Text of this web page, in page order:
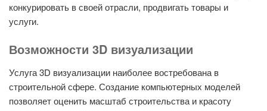
конкурировать в своей отрасли, продвигать товары и
услуги.
Возможности 3D визуализации
Услуга 3D визуализации наиболее востребована в
строительной сфере. Создание компьютерных моделей
позволяет оценить масштаб строительства и красоту